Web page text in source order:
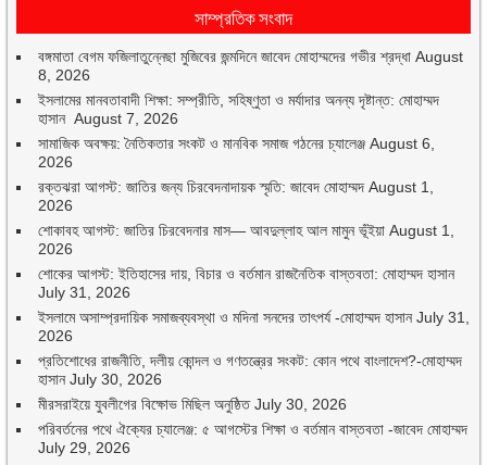
সাম্প্রতিক সংবাদ
বঙ্গমাতা বেগম ফজিলাতুন্নেছা মুজিবের জন্মদিনে জাবেদ মোহাম্মদের গভীর শ্রদ্ধা August
8, 2026
ইসলামের মানবতাবাদী শিক্ষা: সম্প্রীতি, সহিষ্ণুতা ও মর্যাদার অনন্য দৃষ্টান্ত: মোহাম্মদ
হাসান August 7, 2026
সামাজিক অবক্ষয়: নৈতিকতার সংকট ও মানবিক সমাজ গঠনের চ্যালেঞ্জ August 6,
2026
রক্তঝরা আগস্ট: জাতির জন্য চিরবেদনাদায়ক স্মৃতি: জাবেদ মোহাম্মদ August 1,
2026
শোকাবহ আগস্ট: জাতির চিরবেদনার মাস— আবদুল্লাহ আল মামুন ভূঁইয়া August 1,
2026
শোকের আগস্ট: ইতিহাসের দায়, বিচার ও বর্তমান রাজনৈতিক বাস্তবতা: মোহাম্মদ হাসান
July 31, 2026
ইসলামে অসাম্প্রদায়িক সমাজব্যবস্থা ও মদিনা সনদের তাৎপর্য -মোহাম্মদ হাসান July 31,
2026
প্রতিশোধের রাজনীতি, দলীয় কোন্দল ও গণতন্ত্রের সংকট: কোন পথে বাংলাদেশ?-মোহাম্মদ
হাসান July 30, 2026
মীরসরাইয়ে যুবলীগের বিক্ষোভ মিছিল অনুষ্ঠিত July 30, 2026
পরিবর্তনের পথে ঐক্যের চ্যালেঞ্জ: ৫ আগস্টের শিক্ষা ও বর্তমান বাস্তবতা -জাবেদ মোহাম্মদ
July 29, 2026